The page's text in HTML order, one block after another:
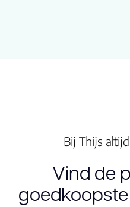
Bij Thijs
Vind de